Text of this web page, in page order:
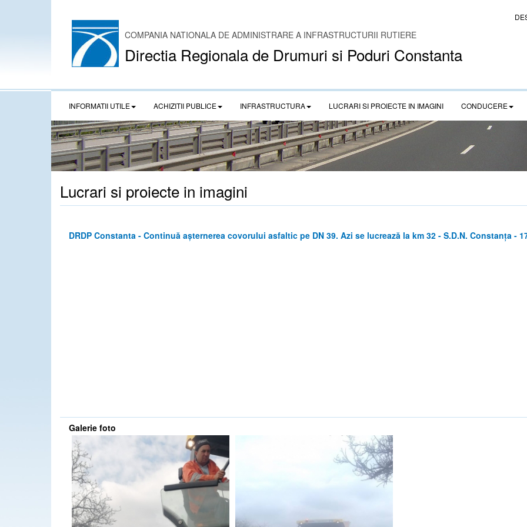
COMPANIA NATIONALA DE ADMINISTRARE A INFRASTRUCTURII RUTIERE
Directia Regionala de Drumuri si Poduri Constanta
INFORMATII UTILE ACHIZITII PUBLICE INFRASTRUCTURA LUCRARI SI PROIECTE IN IMAGINI CONDUCERE
Lucrari si proiecte in imagini
DRDP Constanta - Continuă așternerea covorului asfaltic pe DN 39. Azi se lucrează la km 32 - S.D.N. Constanța -
Galerie foto